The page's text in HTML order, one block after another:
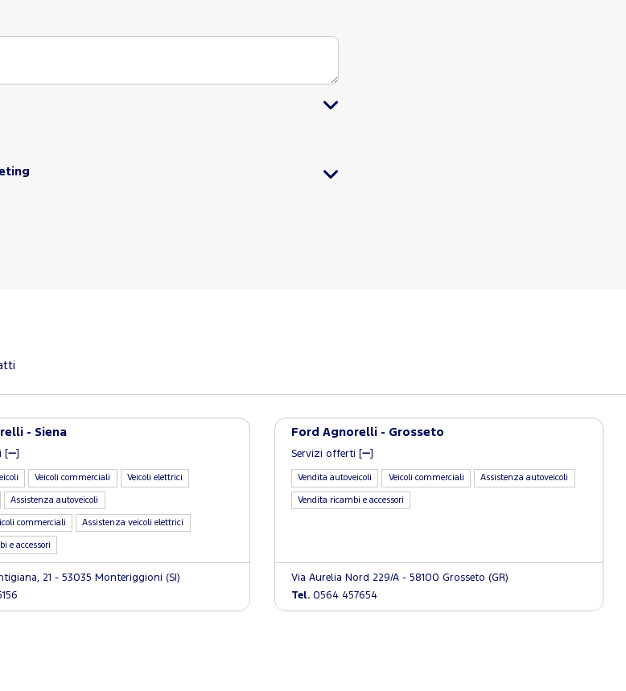
- Siena
[
Veicoli commerciali Veicoli elettrici
Assistenza autoveicoli
commerciali Assistenza veicoli elettrici
e accessori
21 - 53035 Monteriggioni (SI)
Ford Agnorelli - Grosseto
Servizi offerti [ ]
Vendita autoveicoli Veicoli commerciali Assistenza autoveicoli
Vendita ricambi e accessori
Via Aurelia Nord 229/A - 58100 Grosseto (GR)
Tel.0564 457654